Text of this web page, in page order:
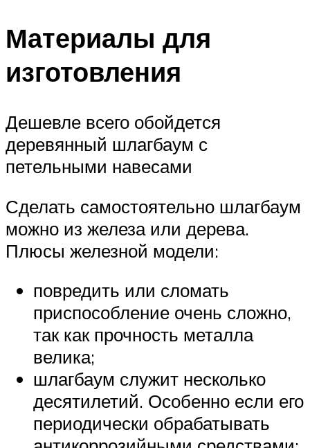
Материалы для
изготовления
Дешевле всего обойдется
деревянный шлагбаум с
петельными навесами
Сделать самостоятельно шлагбаум
можно из железа или дерева.
Плюсы железной модели:
повредить или сломать
приспособление очень сложно,
так как прочность металла
велика;
шлагбаум служит несколько
десятилетий. Особенно если его
периодически обрабатывать